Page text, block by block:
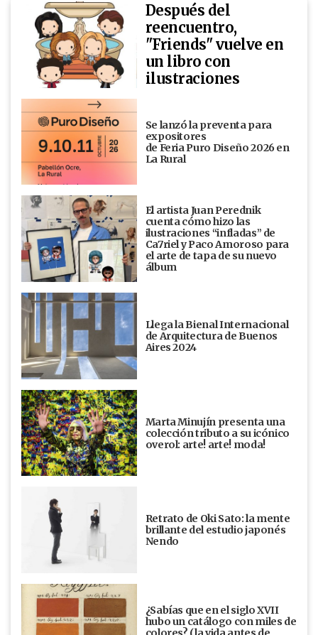
Después del
reencuentro,
"Friends" vuelve en
un libro con
ilustraciones
Se lanzó la preventa para
expositores
de Feria Puro Diseño 2026 en
La Rural
El artista Juan Perednik
cuenta cómo hizo las
ilustraciones “infladas” de
Ca7riel y Paco Amoroso para
el arte de tapa de su nuevo
álbum
Llega la Bienal Internacional
de Arquitectura de Buenos
Aires 2024
Marta Minujín presenta una
colección tributo a su icónico
overol: arte! arte! moda!
Retrato de Oki Sato: la mente
brillante del estudio japonés
Nendo
¿Sabías que en el siglo XVII
hubo un catálogo con miles de